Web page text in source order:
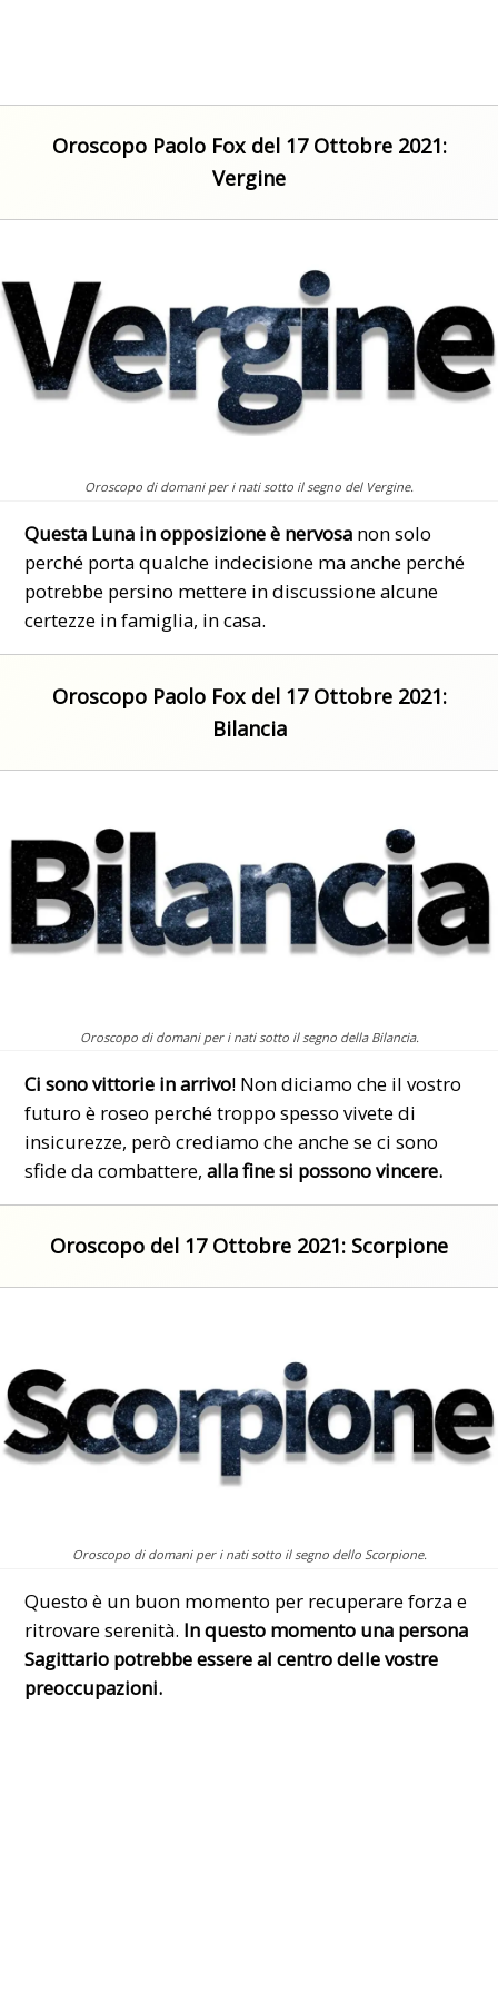
Oroscopo Paolo Fox del 17 Ottobre 2021:
Vergine
Oroscopo di domani per i nati sotto il segno del Vergine.
Questa Luna in opposizione è nervosa non solo
perché porta qualche indecisione ma anche perché
potrebbe persino mettere in discussione alcune
certezze in famiglia, in casa.
Oroscopo Paolo Fox del 17 Ottobre 2021:
Bilancia
Oroscopo di domani per i nati sotto il segno della Bilancia.
Ci sono vittorie in arrivo! Non diciamo che il vostro
futuro è roseo perché troppo spesso vivete di
insicurezze, però crediamo che anche se ci sono
sfide da combattere,alla fine si possono vincere.
Oroscopo del 17 Ottobre 2021: Scorpione
Oroscopo di domani per i nati sotto il segno dello Scorpione.
Questo è un buon momento per recuperare forza e
ritrovare serenità. In questo momento una persona
Sagittario potrebbe essere al centro delle vostre
preoccupazioni.